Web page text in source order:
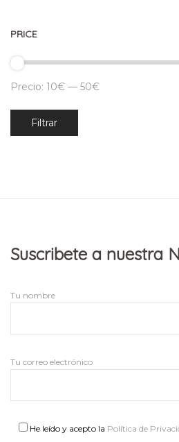
PRICE
Precio
mínimo
Precio
máximo
Filtrar
Precio: 10€ — 50€
Suscribete a nuestra
Tu nombre
Tu correo electrónico
He leído y acepto la Política de